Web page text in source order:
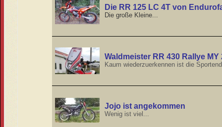
Die RR 125 LC 4T von
Die große Kleine...
Waldmeister RR 430 Rallye MY
Kaum wiederzuerkennen ist die
Jojo ist angekommen
Wenig ist viel...